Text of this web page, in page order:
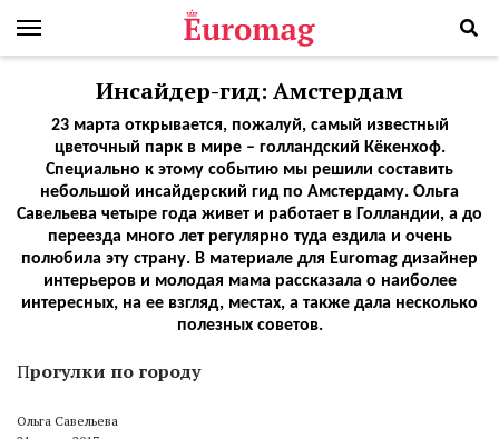
Инсайдер-гид: Амстердам
23 марта открывается, пожалуй, самый известный
цветочный парк в мире – голландский Кёкенхоф.
Специально к этому событию мы решили составить
небольшой инсайдерский гид по Амстердаму. Ольга
Савельева четыре года живет и работает в Голландии, а до
переезда много лет регулярно туда ездила и очень
полюбила эту страну. В материале для Euromag дизайнер
интерьеров и молодая мама рассказала о наиболее
интересных, на ее взгляд, местах, а также дала несколько
полезных советов.
Прогулки по городу
Ольга Савельева